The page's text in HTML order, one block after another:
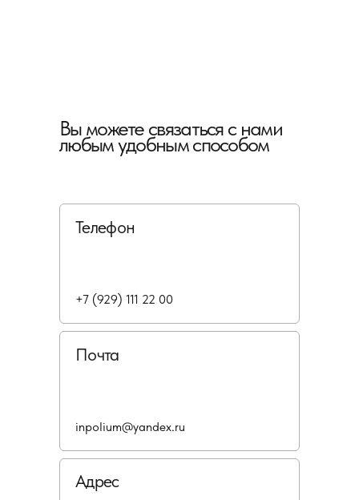
Вы можете связаться с нами
любым удобным способом
Телефон
Почта
Адрес
+7 (929) 111 22 00
inpolium@yandex.ru